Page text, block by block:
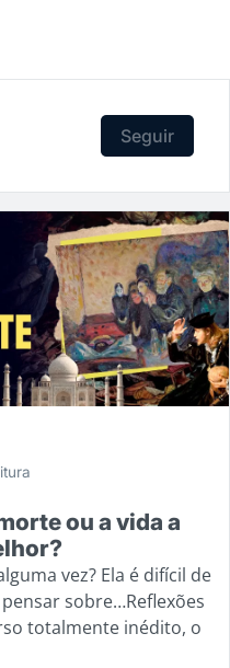
Seguir
ou a vida a
vez? Ela é difícil de
sobre…Reflexões
totalmente inédito, o